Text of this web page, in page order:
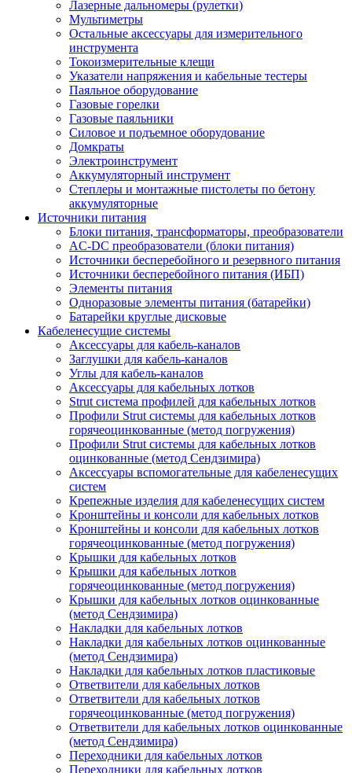
Лазерные дальномеры (рулетки)
Мультиметры
Остальные аксессуары для измерительного
инструмента
Токоизмерительные клещи
Указатели напряжения и кабельные тестеры
Паяльное оборудование
Газовые горелки
Газовые паяльники
Силовое и подъемное оборудование
Домкраты
Электроинструмент
Аккумуляторный инструмент
Степлеры и монтажные пистолеты по бетону
аккумуляторные
Источники питания
Блоки питания, трансформаторы, преобразователи
AC-DC преобразователи (блоки питания)
Источники бесперебойного и резервного питания
Источники бесперебойного питания (ИБП)
Элементы питания
Одноразовые элементы питания (батарейки)
Батарейки круглые дисковые
Кабеленесущие системы
Аксессуары для кабель-каналов
Заглушки для кабель-каналов
Углы для кабель-каналов
Аксессуары для кабельных лотков
Strut система профилей для кабельных лотков
Профили Strut системы для кабельных лотков
горячеоцинкованные (метод погружения)
Профили Strut системы для кабельных лотков
оцинкованные (метод Сендзимира)
Аксессуары вспомогательные для кабеленесущих
систем
Крепежные изделия для кабеленесущих систем
Кронштейны и консоли для кабельных лотков
Кронштейны и консоли для кабельных лотков
горячеоцинкованные (метод погружения)
Крышки для кабельных лотков
Крышки для кабельных лотков
горячеоцинкованные (метод погружения)
Крышки для кабельных лотков оцинкованные
(метод Сендзимира)
Накладки для кабельных лотков
Накладки для кабельных лотков оцинкованные
(метод Сендзимира)
Накладки для кабельных лотков пластиковые
Ответвители для кабельных лотков
Ответвители для кабельных лотков
горячеоцинкованные (метод погружения)
Ответвители для кабельных лотков оцинкованные
(метод Сендзимира)
Переходники для кабельных лотков
Переходники для кабельных лотков